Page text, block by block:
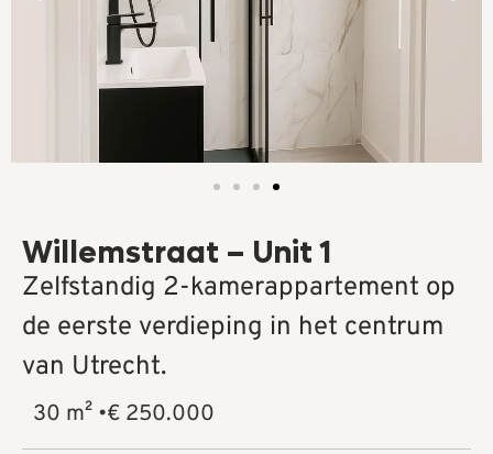
Willemstraat – Unit 1
Zelfstandig 2-kamerappartement op
de eerste verdieping in het centrum
van Utrecht.
30 m² •€ 250.000